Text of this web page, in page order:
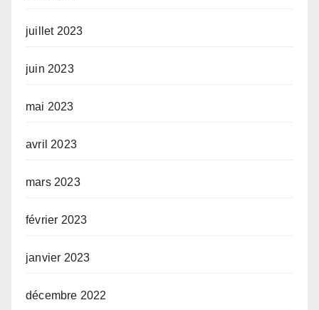
juillet 2023
juin 2023
mai 2023
avril 2023
mars 2023
février 2023
janvier 2023
décembre 2022